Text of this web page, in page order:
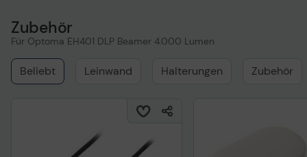
Zubehör
Für Optoma EH401 DLP Beamer 4.000 Lumen
Beliebt Leinwand Halterungen Zubehör